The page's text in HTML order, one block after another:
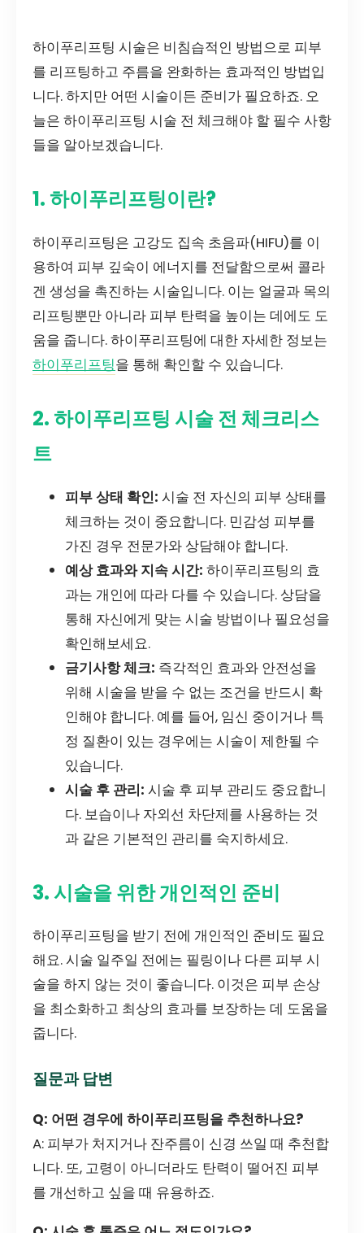
하이푸리프팅 시술은 비침습적인 방법으로 피부
를 리프팅하고 주름을 완화하는 효과적인 방법입
니다. 하지만 어떤 시술이든 준비가 필요하죠. 오
늘은 하이푸리프팅 시술 전 체크해야 할 필수 사항
들을 알아보겠습니다.
1. 하이푸리프팅이란?
하이푸리프팅은 고강도 집속 초음파(HIFU)를 이
용하여 피부 깊숙이 에너지를 전달함으로써 콜라
겐 생성을 촉진하는 시술입니다. 이는 얼굴과 목의
리프팅뿐만 아니라 피부 탄력을 높이는 데에도 도
움을 줍니다. 하이푸리프팅에 대한 자세한 정보는
하이푸리프팅을 통해 확인할 수 있습니다.
2. 하이푸리프팅 시술 전 체크리스
트
피부 상태 확인: 시술 전 자신의 피부 상태를
체크하는 것이 중요합니다. 민감성 피부를
가진 경우 전문가와 상담해야 합니다.
예상 효과와 지속 시간: 하이푸리프팅의 효
과는 개인에 따라 다를 수 있습니다. 상담을
통해 자신에게 맞는 시술 방법이나 필요성을
확인해보세요.
금기사항 체크: 즉각적인 효과와 안전성을
위해 시술을 받을 수 없는 조건을 반드시 확
인해야 합니다. 예를 들어, 임신 중이거나 특
정 질환이 있는 경우에는 시술이 제한될 수
있습니다.
시술 후 관리: 시술 후 피부 관리도 중요합니
다. 보습이나 자외선 차단제를 사용하는 것
과 같은 기본적인 관리를 숙지하세요.
3. 시술을 위한 개인적인 준비
하이푸리프팅을 받기 전에 개인적인 준비도 필요
해요. 시술 일주일 전에는 필링이나 다른 피부 시
술을 하지 않는 것이 좋습니다. 이것은 피부 손상
을 최소화하고 최상의 효과를 보장하는 데 도움을
줍니다.
질문과 답변
Q: 어떤 경우에 하이푸리프팅을 추천하나요?
A: 피부가 처지거나 잔주름이 신경 쓰일 때 추천합
니다. 또, 고령이 아니더라도 탄력이 떨어진 피부
를 개선하고 싶을 때 유용하죠.